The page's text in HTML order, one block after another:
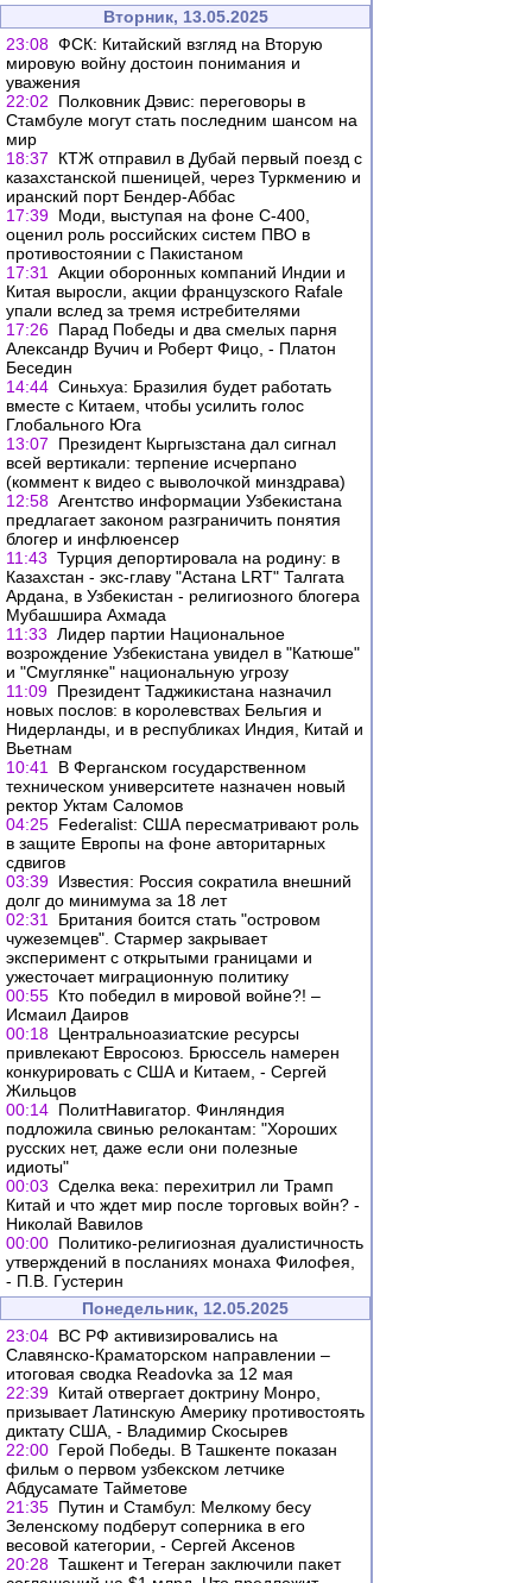
Вторник, 13.05.2025
23:08 ФСК: Китайский взгляд на Вторую
мировую войну достоин понимания и
уважения
22:02
Полковник Дэвис: переговоры в
Стамбуле могут стать последним шансом на
мир
18:37
КТЖ отправил в Дубай первый поезд с
казахстанской пшеницей, через Туркмению и
иранский порт Бендер-Аббас
17:39 Моди, выступая на фоне С-400,
оценил роль российских систем ПВО в
противостоянии с Пакистаном
17:31
Акции оборонных компаний Индии и
Китая выросли, акции французского Rafale
упали вслед за тремя истребителями
17:26 Парад Победы и два смелых парня
Александр Вучич и Роберт Фицо, - Платон
Беседин
14:44 Синьхуа: Бразилия будет работать
вместе с Китаем, чтобы усилить голос
Глобального Юга
13:07
Президент Кыргызстана дал сигнал
всей вертикали: терпение исчерпано
(коммент к видео с выволочкой минздрава)
12:58 Агентство информации Узбекистана
предлагает законом разграничить понятия
блогер и инфлюенсер
11:43 Турция депортировала на родину: в
Казахстан - экс-главу "Астана LRT" Талгата
Ардана, в Узбекистан - религиозного блогера
Мубашшира Ахмада
11:33 Лидер партии Национальное
возрождение Узбекистана увидел в "Катюше"
и "Смуглянке" национальную угрозу
11:09 Президент Таджикистана назначил
новых послов: в королевствах Бельгия и
Нидерланды, и в республиках Индия, Китай и
Вьетнам
10:41
В Ферганском государственном
техническом университете назначен новый
ректор Уктам Саломов
04:25 Federalist: США пересматривают роль
в защите Европы на фоне авторитарных
сдвигов
03:39 Известия: Россия сократила внешний
долг до минимума за 18 лет
02:31
Британия боится стать "островом
чужеземцев". Стармер закрывает
эксперимент с открытыми границами и
ужесточает миграционную политику
00:55 Кто победил в мировой войне?! –
Исмаил Даиров
00:18 Центральноазиатские ресурсы
привлекают Евросоюз. Брюссель намерен
конкурировать с США и Китаем, - Сергей
Жильцов
00:14 ПолитНавигатор. Финляндия
подложила свинью релокантам: "Хороших
русских нет, даже если они полезные
идиоты"
00:03 Сделка века: перехитрил ли Трамп
Китай и что ждет мир после торговых войн? -
Николай Вавилов
00:00 Политико-религиозная дуалистичность
утверждений в посланиях монаха Филофея,
- П.В. Густерин
Понедельник, 12.05.2025
23:04 ВС РФ активизировались на
Славянско-Краматорском направлении –
итоговая сводка Readovka за 12 мая
22:39 Китай отвергает доктрину Монро,
призывает Латинскую Америку противостоять
диктату США, - Владимир Скосырев
22:00 Герой Победы. В Ташкенте показан
фильм о первом узбекском летчике
Абдусамате Тайметове
21:35 Путин и Стамбул: Мелкому бесу
Зеленскому подберут соперника в его
весовой категории, - Сергей Аксенов
20:28 Ташкент и Тегеран заключили пакет